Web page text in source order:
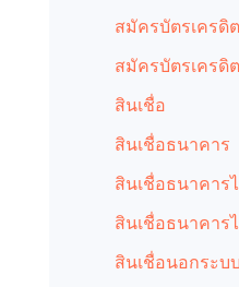
สมัครบัตรเครดิต
สมัครบัตรเครดิ
สินเชื่อ
สินเชื่อธนาคาร
สินเชื่อธนาคาร
สินเชื่อธนาคาร
สินเชื่อนอกระบบ